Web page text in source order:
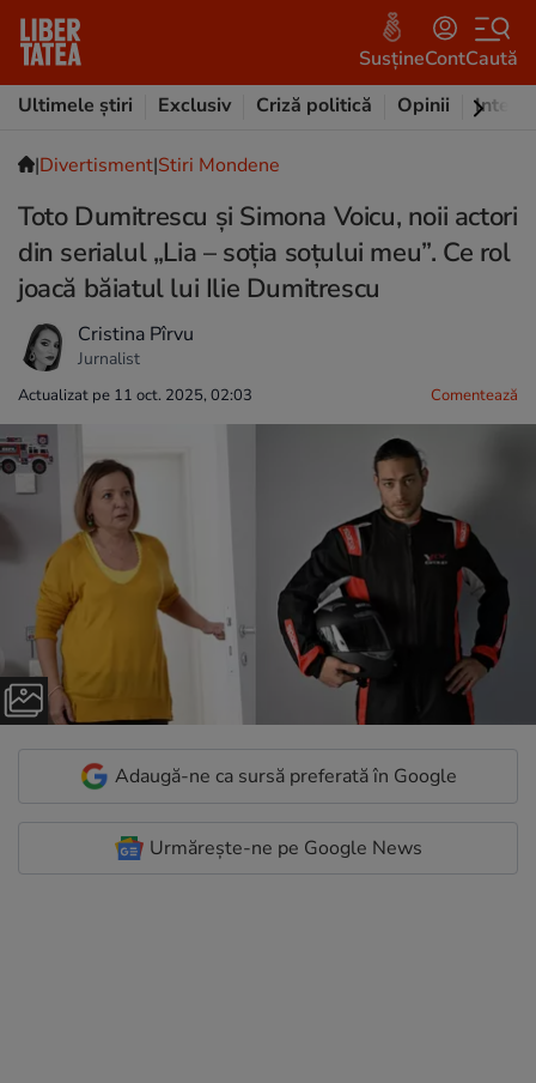
SusțineContCaută
Ultimele știri
Exclusiv Criză politică Opinii
|Divertisment|Stiri Mondene
Toto Dumitrescu și Simona Voicu, noii actori
din serialul „Lia – soția soțului meu”. Ce rol
joacă băiatul lui Ilie Dumitrescu
Cristina Pîrvu
Jurnalist
Actualizat pe 11 oct. 2025, 02:03 Comentează
Adaugă-ne ca sursă preferată în Google
Urmărește-ne pe Google News